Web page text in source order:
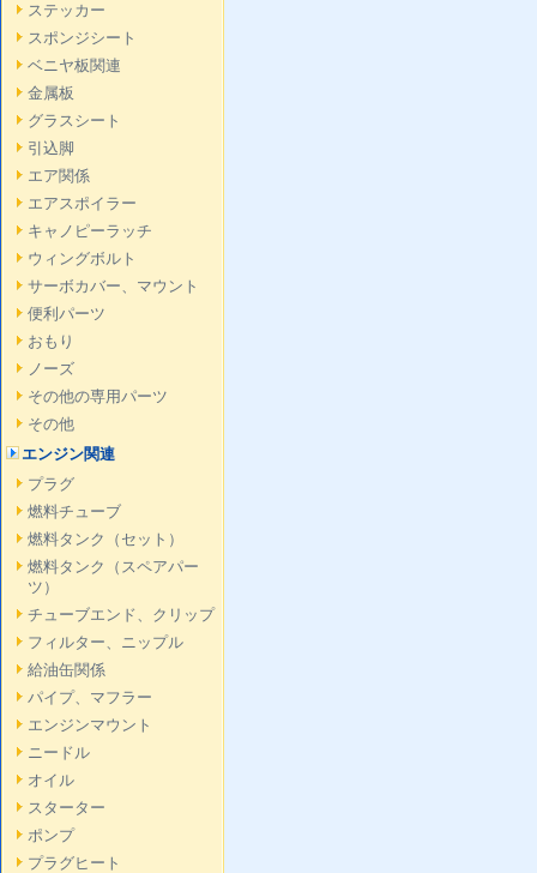
ステッカー
スポンジシート
ベニヤ板関連
金属板
グラスシート
引込脚
エア関係
エアスポイラー
キャノピーラッチ
ウィングボルト
サーボカバー、マウント
便利パーツ
おもり
ノーズ
その他の専用パーツ
その他
エンジン関連
プラグ
燃料チューブ
燃料タンク（セット）
燃料タンク（スペアパー
ツ）
チューブエンド、クリップ
フィルター、ニップル
給油缶関係
パイプ、マフラー
エンジンマウント
ニードル
オイル
スターター
ポンプ
プラグヒート